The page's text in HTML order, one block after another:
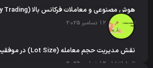
هوش مصنوعی و معاملات فرکانس بالا (High Frequency Trading)
تاریخ انتشار: 12 دسامبر 2025
نقش مدیریت حجم معامله (Lot Size) در موفقیت استراتژی‌ها
تاریخ انتشار: 12 دسامبر 2025